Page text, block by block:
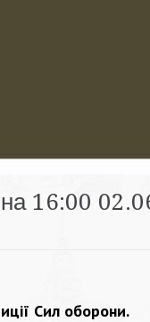
16:00
Сил оборони.